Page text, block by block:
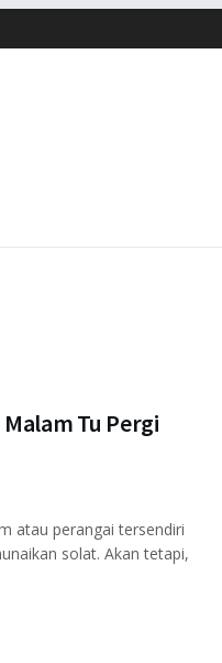
Malam Tu Pergi
atau perangai tersendiri
solat. Akan tetapi,